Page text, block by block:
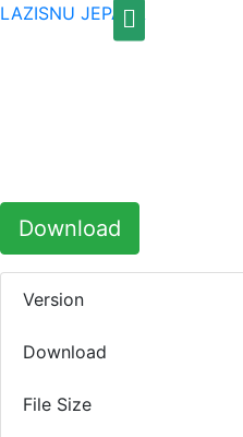
LAZISNU JEPARA
Menu
Download
Version
Download
File Size